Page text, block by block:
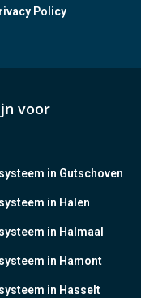
Policy
voor
in Gutschoven
in Halen
in Halmaal
in Hamont
in Hasselt